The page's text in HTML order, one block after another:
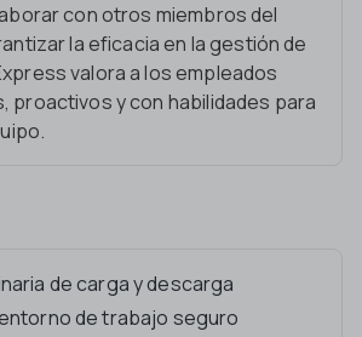
con otros miembros del
la eficacia en la gestión de
valora a los empleados
proactivos y con habilidades para
de carga y descarga
de trabajo seguro